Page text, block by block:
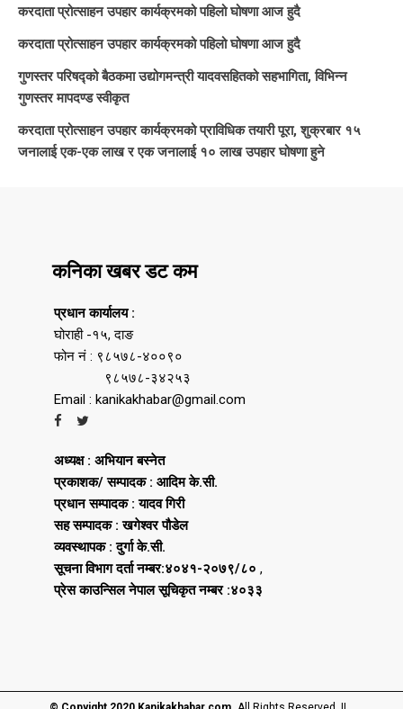
करदाता प्रोत्साहन उपहार कार्यक्रमको पहिलो घोषणा आज हुदै
करदाता प्रोत्साहन उपहार कार्यक्रमको पहिलो घोषणा आज हुदै
गुणस्तर परिषद्को बैठकमा उद्योगमन्त्री यादवसहितको सहभागिता, विभिन्न
गुणस्तर मापदण्ड स्वीकृत
करदाता प्रोत्साहन उपहार कार्यक्रमको प्राविधिक तयारी पूरा, शुक्रबार १५
जनालाई एक-एक लाख र एक जनालाई १० लाख उपहार घोषणा हुने
कनिका खबर डट कम
प्रधान कार्यालय :
घोराही -१५, दाङ
फोन नं : ९८५७८-४००९०
९८५७८-३४२५३
Email : kanikakhabar@gmail.com
अध्यक्ष : अभियान बस्नेत
प्रकाशक/ सम्पादक : आदिम के.सी.
प्रधान सम्पादक : यादव गिरी
सह सम्पादक : खगेश्वर पौडेल
व्यवस्थापक : दुर्गा के.सी.
सूचना विभाग दर्ता नम्बर:४०४१-२०७९/८० ,
प्रेस काउन्सिल नेपाल सूचिकृत नम्बर :४०३३